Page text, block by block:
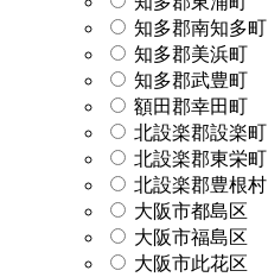
知多郡南知多町
知多郡美浜町
知多郡武豊町
額田郡幸田町
北設楽郡設楽町
北設楽郡東栄町
北設楽郡豊根村
大阪市都島区
大阪市福島区
大阪市此花区